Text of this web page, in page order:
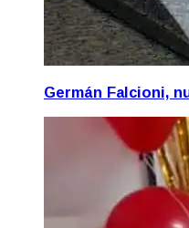
Germán Falcioni,